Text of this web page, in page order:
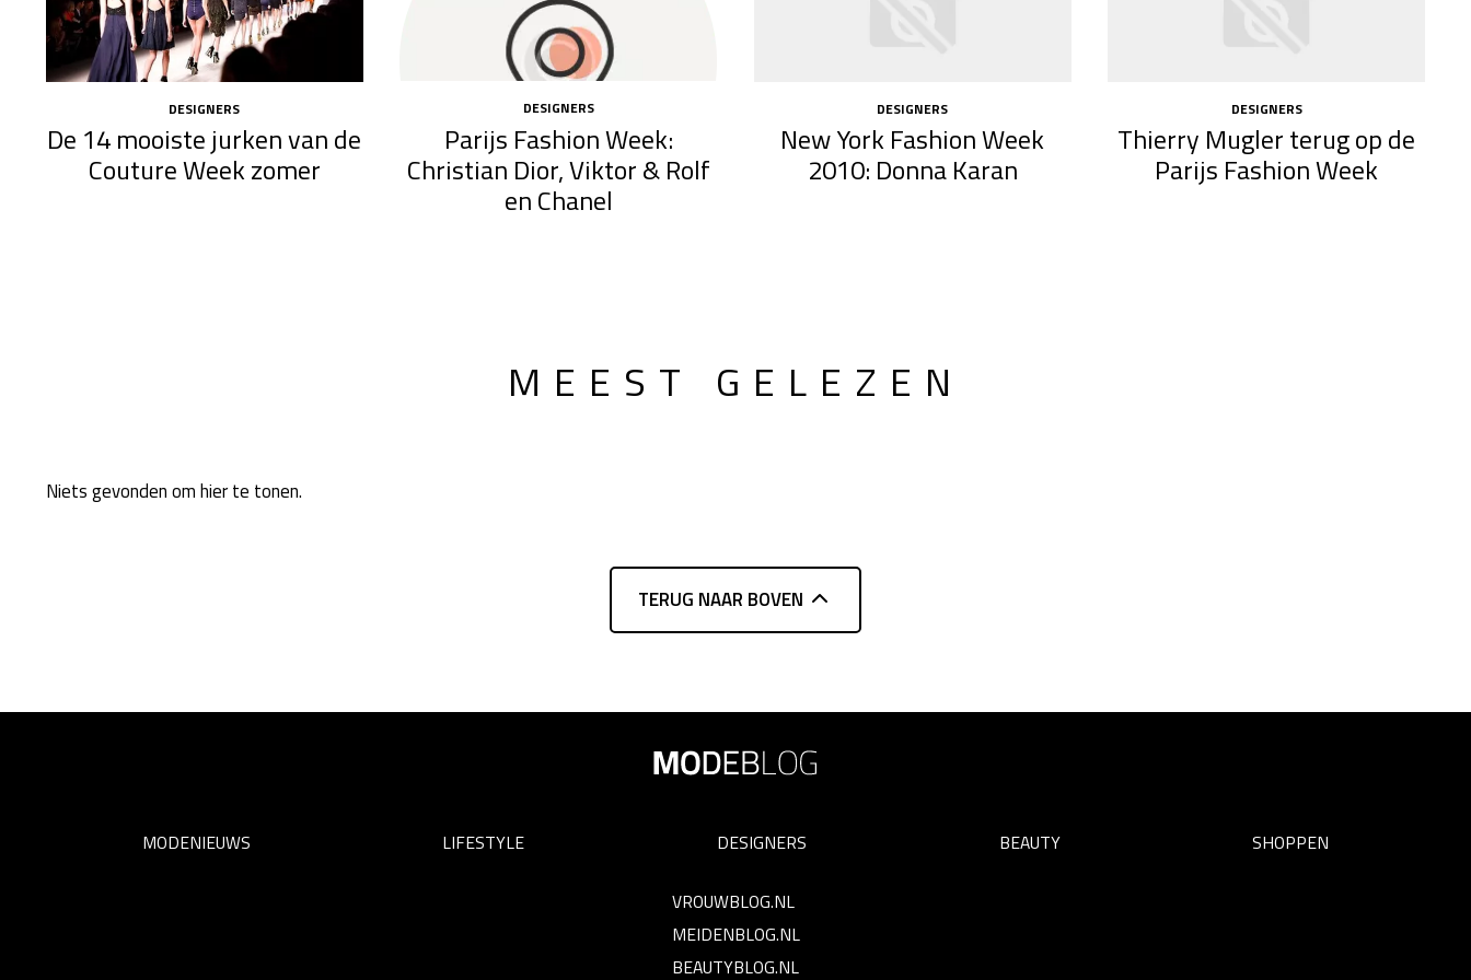
DESIGNERS
De 14 mooiste jurken van de
Couture Week zomer
DESIGNERS
Parijs Fashion Week:
Christian Dior, Viktor & Rolf
en Chanel
DESIGNERS
New York Fashion Week
2010: Donna Karan
DESIGNERS
Thierry Mugler terug op de
Parijs Fashion Week
MEEST GELEZEN
Niets gevonden om hier te tonen.
TERUG NAAR BOVEN
MODENIEUWS LIFESTYLE DESIGNERS BEAUTY SHOPPEN
VROUWBLOG.NL
MEIDENBLOG.NL
BEAUTYBLOG.NL